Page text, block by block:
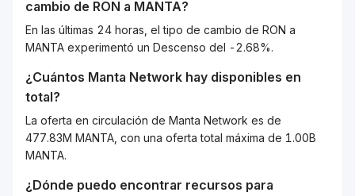
cambio de RON a MANTA?
En las últimas 24 horas, el tipo de cambio de RON a
MANTA experimentó un Descenso del -2.68%.
¿Cuántos Manta Network hay disponibles en
total?
La oferta en circulación de Manta Network es de
477.83M MANTA, con una oferta total máxima de 1.00B
MANTA.
¿Dónde puedo encontrar recursos para